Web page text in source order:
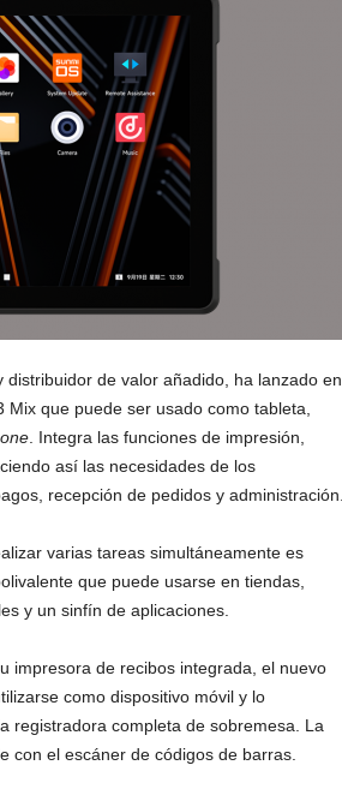
de valor añadido, ha lanzado en
que puede ser usado como tableta,
. Integra las funciones de impresión,
así las necesidades de los
recepción de pedidos y administración.
varias tareas simultáneamente es
que puede usarse en tiendas,
y un sinfín de aplicaciones.
impresora de recibos integrada, el nuevo
como dispositivo móvil y lo
registradora completa de sobremesa. La
con el escáner de códigos de barras.